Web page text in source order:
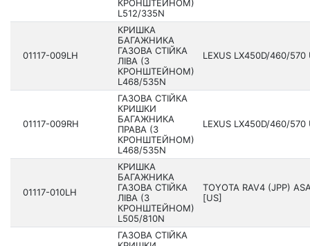
КРОНШТЕЙНОМ)
L512/335N
01117-009LH
КРИШКА
БАГАЖНИКА
ГАЗОВА СТІЙКА
ЛІВА (З
КРОНШТЕЙНОМ)
L468/535N
LEXUS LX450D/460/570
01117-009RH
ГАЗОВА СТІЙКА
КРИШКИ
БАГАЖНИКА
ПРАВА (З
КРОНШТЕЙНОМ)
L468/535N
LEXUS LX450D/460/570
01117-010LH
КРИШКА
БАГАЖНИКА
ГАЗОВА СТІЙКА
ЛІВА (З
КРОНШТЕЙНОМ)
L505/810N
TOYOTA RAV4 (JPP)
[US]
ГАЗОВА СТІЙКА